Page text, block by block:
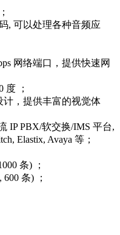
, 可以处理各种音频应
网络端口，提供快速网
度 ；
，提供丰富的视觉体
IP PBX/软交换/IMS 平台,
Elastix, Avaya 等；
条) ；
条) ；